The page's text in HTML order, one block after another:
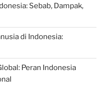
Sebab, Dampak,
di Indonesia:
Peran Indonesia